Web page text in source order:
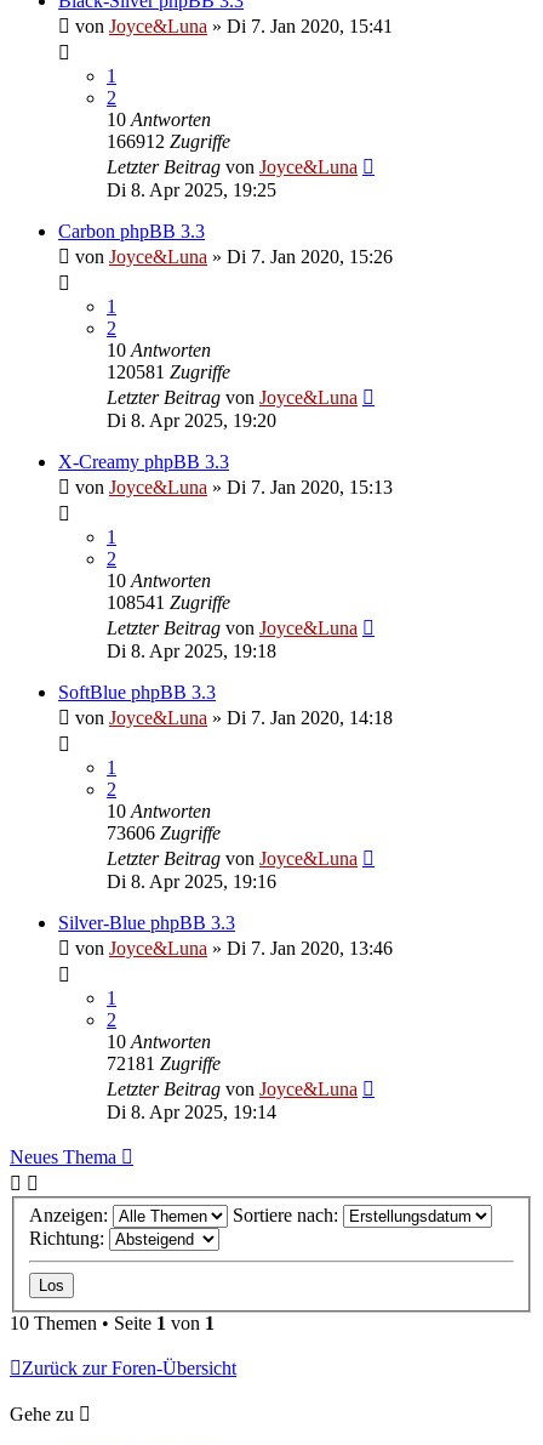
von Joyce&Luna » Di 7. Jan 2020, 15:41
1
2
10 Antworten
166912 Zugriffe
Letzter Beitrag von Joyce&Luna
Di 8. Apr 2025, 19:25
Carbon phpBB 3.3
von Joyce&Luna » Di 7. Jan 2020, 15:26
1
2
10 Antworten
120581 Zugriffe
Letzter Beitrag von Joyce&Luna
Di 8. Apr 2025, 19:20
X-Creamy phpBB 3.3
von Joyce&Luna » Di 7. Jan 2020, 15:13
1
2
10 Antworten
108541 Zugriffe
Letzter Beitrag von Joyce&Luna
Di 8. Apr 2025, 19:18
SoftBlue phpBB 3.3
von Joyce&Luna » Di 7. Jan 2020, 14:18
1
2
10 Antworten
73606 Zugriffe
Letzter Beitrag von Joyce&Luna
Di 8. Apr 2025, 19:16
Silver-Blue phpBB 3.3
von Joyce&Luna » Di 7. Jan 2020, 13:46
1
2
10 Antworten
72181 Zugriffe
Letzter Beitrag von Joyce&Luna
Di 8. Apr 2025, 19:14
Neues Thema
Anzeigen:
Sortiere nach:
Richtung:
10 Themen • Seite 1 von 1
Zurück zur Foren-Übersicht
Gehe zu